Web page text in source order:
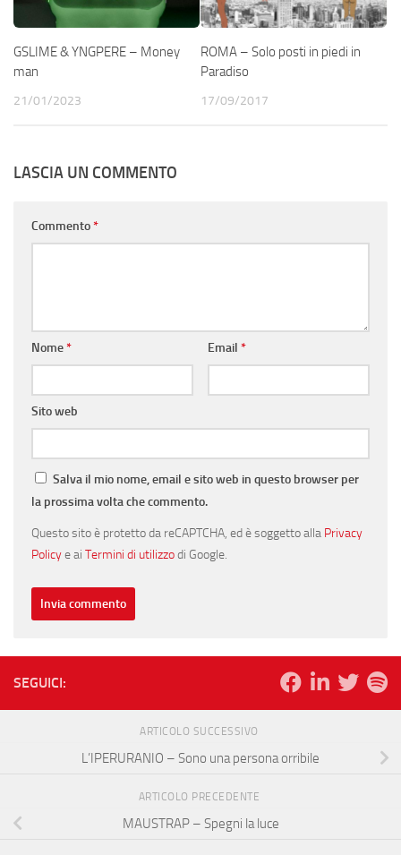
GSLIME & YNGPERE – Money
man
21/01/2023
ROMA – Solo posti in piedi in
Paradiso
17/09/2017
LASCIA UN COMMENTO
Commento*
Nome* Email *
Sito web
Salva il mio nome, email e sito web in questo browser per
la prossima volta che commento.
Questo sito è protetto da reCAPTCHA, ed è soggetto alla Privacy
Policye ai Termini di utilizzodi Google.
SEGUICI:
ARTICOLO SUCCESSIVO
L’IPERURANIO – Sono una persona orribile
ARTICOLO PRECEDENTE
MAUSTRAP – Spegni la luce